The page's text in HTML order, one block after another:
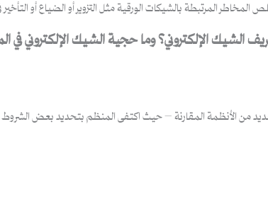
المرتبطة بالشيكات الورقية مثل التزوير أو الضياع أو
الشيك الإلكتروني؟ وما حجية الشيك الإلكتروني
(1) الشيك الإلكتروني – شأنه شأن العديد من الأنظمة المقارنة – حيث اكتفى